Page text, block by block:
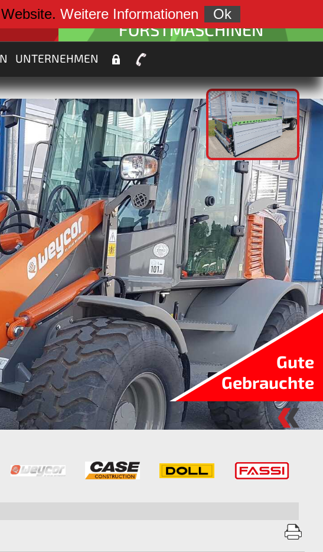
weiter zu:
FORSTMASCHINEN
UNTERNEHMEN
Gute
Gebrauchte
Weitere Informationen Ok